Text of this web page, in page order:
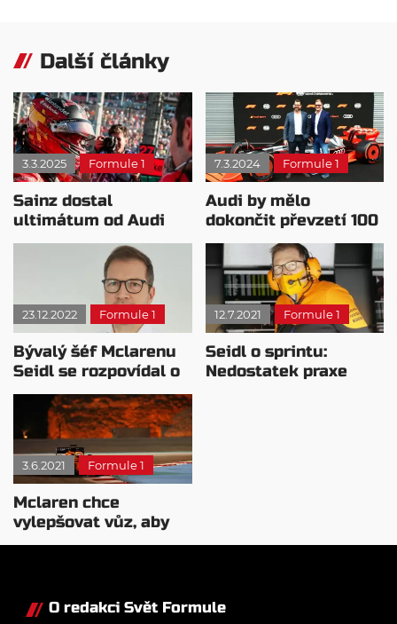
Další články
3.3.2025 Formule 1
Sainz dostal
ultimátum od Audi
pro vstup do týmu
7.3.2024 Formule 1
Audi by mělo
dokončit převzetí 100
% podílu Sauberu
23.12.2022 Formule 1
Bývalý šéf Mclarenu
Seidl se rozpovídal o
Ricciardovi
12.7.2021 Formule 1
Seidl o sprintu:
Nedostatek praxe
3.6.2021 Formule 1
Mclaren chce
vylepšovat vůz, aby
se udržel před Ferrari
O redakci Svět Formule